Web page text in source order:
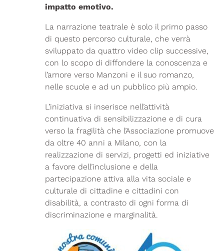
impatto emotivo.
La narrazione teatrale è solo il primo passo
di questo percorso culturale, che verrà
sviluppato da quattro video clip successive,
con lo scopo di diffondere la conoscenza e
l’amore verso Manzoni e il suo romanzo,
nelle scuole e ad un pubblico più ampio.
L’iniziativa si inserisce nell’attività
continuativa di sensibilizzazione e di cura
verso la fragilità che l’Associazione promuove
da oltre 40 anni a Milano, con la
realizzazione di servizi, progetti ed iniziative
a favore dell’inclusione e della
partecipazione attiva alla vita sociale e
culturale di cittadine e cittadini con
disabilità, a contrasto di ogni forma di
discriminazione e marginalità.